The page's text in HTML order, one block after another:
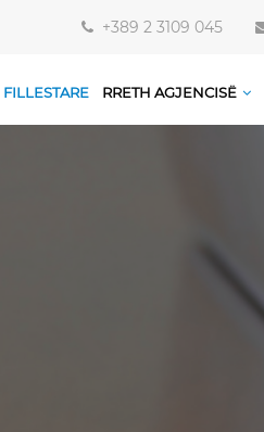
+389 2 3109 045
FILLESTARE RRETH AGJENCISË